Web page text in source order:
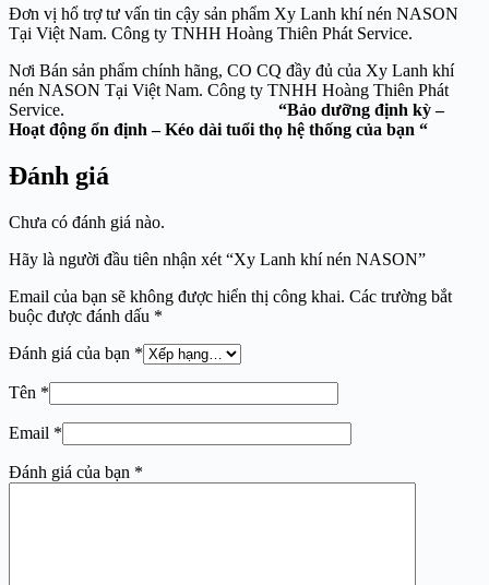
Đơn vị hổ trợ tư vấn tin cậy sản phẩm Xy Lanh khí nén NASON
Tại Việt Nam. Công ty TNHH Hoàng Thiên Phát Service.
Nơi Bán sản phẩm chính hãng, CO CQ đầy đủ của Xy Lanh khí
nén NASON Tại Việt Nam. Công ty TNHH Hoàng Thiên Phát
Service.
“Bảo dưỡng định kỳ –
Hoạt động ổn định – Kéo dài tuổi thọ hệ thống của bạn “
Đánh giá
Chưa có đánh giá nào.
Hãy là người đầu tiên nhận xét “Xy Lanh khí nén NASON”
Email của bạn sẽ không được hiển thị công khai. Các trường bắt
buộc được đánh dấu *
Đánh giá của bạn *
Tên *
Email *
Đánh giá của bạn *